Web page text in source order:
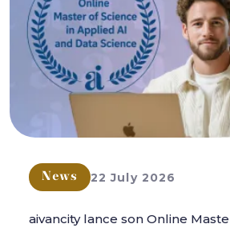
News 22 July 2026
aivancity lance son Online